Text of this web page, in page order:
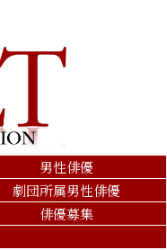
男性俳優
劇団所属男性俳優
俳優募集